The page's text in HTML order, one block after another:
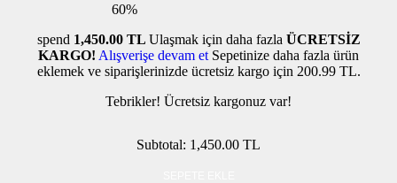
60%
spend 1,450.00 TL Ulaşmak için daha fazla ÜCRETSİZ
KARGO! Alışverişe devam et Sepetinize daha fazla ürün
eklemek ve siparişlerinizde ücretsiz kargo için 200.99 TL.
Tebrikler! Ücretsiz kargonuz var!
Subtotal: 1,450.00 TL